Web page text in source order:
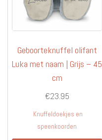
Geboorteknuffel olifant
Luka met naam | Grijs – 45
cm
€23.95
Knuffeldoekjes en
speenkoorden